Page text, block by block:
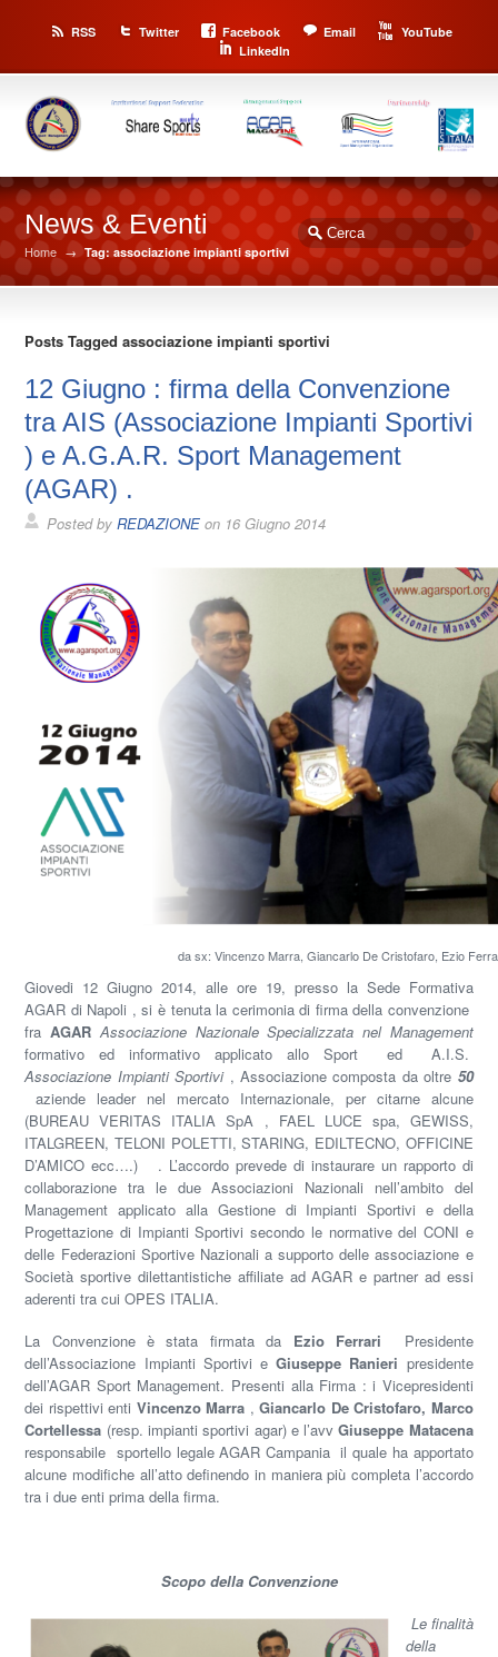
RSS Twitter Facebook Email
YouTube
LinkedIn
News & Eventi
Home → Tag: associazione impianti sportivi
Posts Tagged associazione impianti sportivi
12 Giugno : firma della Convenzione
tra AIS (Associazione Impianti Sportivi
) e A.G.A.R. Sport Management
(AGAR) .
Posted byREDAZIONE on 16 Giugno 2014
da sx: Vincenzo Marra, Giancarlo De Cristofaro, Ezio
Giovedi 12 Giugno 2014, alle ore 19, presso la Sede Formativa
AGAR di Napoli , si è tenuta la cerimonia di firma della convenzione
fra AGAR Associazione Nazionale Specializzata nel Management
formativo ed informativo applicato allo Sport ed A.I.S.
Associazione Impianti Sportivi, Associazione composta da oltre 50
aziende leader nel mercato Internazionale, per citarne alcune
(BUREAU VERITAS ITALIA SpA , FAEL LUCE spa, GEWISS,
ITALGREEN, TELONI POLETTI, STARING, EDILTECNO, OFFICINE
D’AMICO ecc….) . L’accordo prevede di instaurare un rapporto di
collaborazione tra le due Associazioni Nazionali nell’ambito del
Management applicato alla Gestione di Impianti Sportivi e della
Progettazione di Impianti Sportivi secondo le normative del CONI e
delle Federazioni Sportive Nazionali a supporto delle associazione e
Società sportive dilettantistiche affiliate ad AGAR e partner ad essi
aderenti tra cui OPES ITALIA.
La Convenzione è stata firmata da Ezio Ferrari Presidente
dell’Associazione Impianti Sportivi e Giuseppe Ranieri presidente
dell’AGAR Sport Management. Presenti alla Firma : i Vicepresidenti
dei rispettivi enti Vincenzo Marra ,Giancarlo De Cristofaro, Marco
Cortellessa (resp. impianti sportivi agar) e l’avvGiuseppe Matacena
responsabile sportello legale AGAR Campania il quale ha apportato
alcune modifiche all’atto definendo in maniera più completa l’accordo
tra i due enti prima della firma.
Scopo della Convenzione
Le finalità
della